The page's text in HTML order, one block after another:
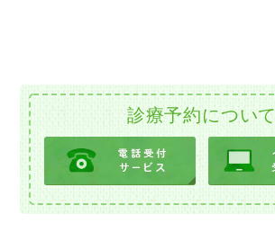
診療予約について